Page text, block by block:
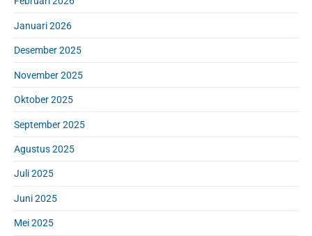
Januari 2026
Desember 2025
November 2025
Oktober 2025
September 2025
Agustus 2025
Juli 2025
Juni 2025
Mei 2025